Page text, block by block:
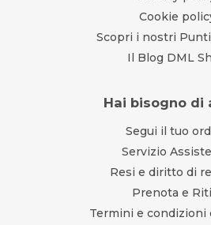
Cookie
Scopri i nostri
Il Blog DML
Hai bisogno di
Segui il tuo
Servizio
Resi e diritto di
Prenota e
Termini e condizioni